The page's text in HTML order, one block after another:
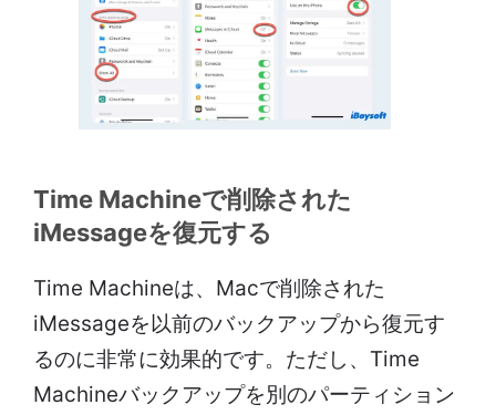
Time Machineで削除された
iMessageを復元する
Time Machineは、Macで削除された
iMessageを以前のバックアップから復元す
るのに非常に効果的です。ただし、Time
Machineバックアップを別のパーティション